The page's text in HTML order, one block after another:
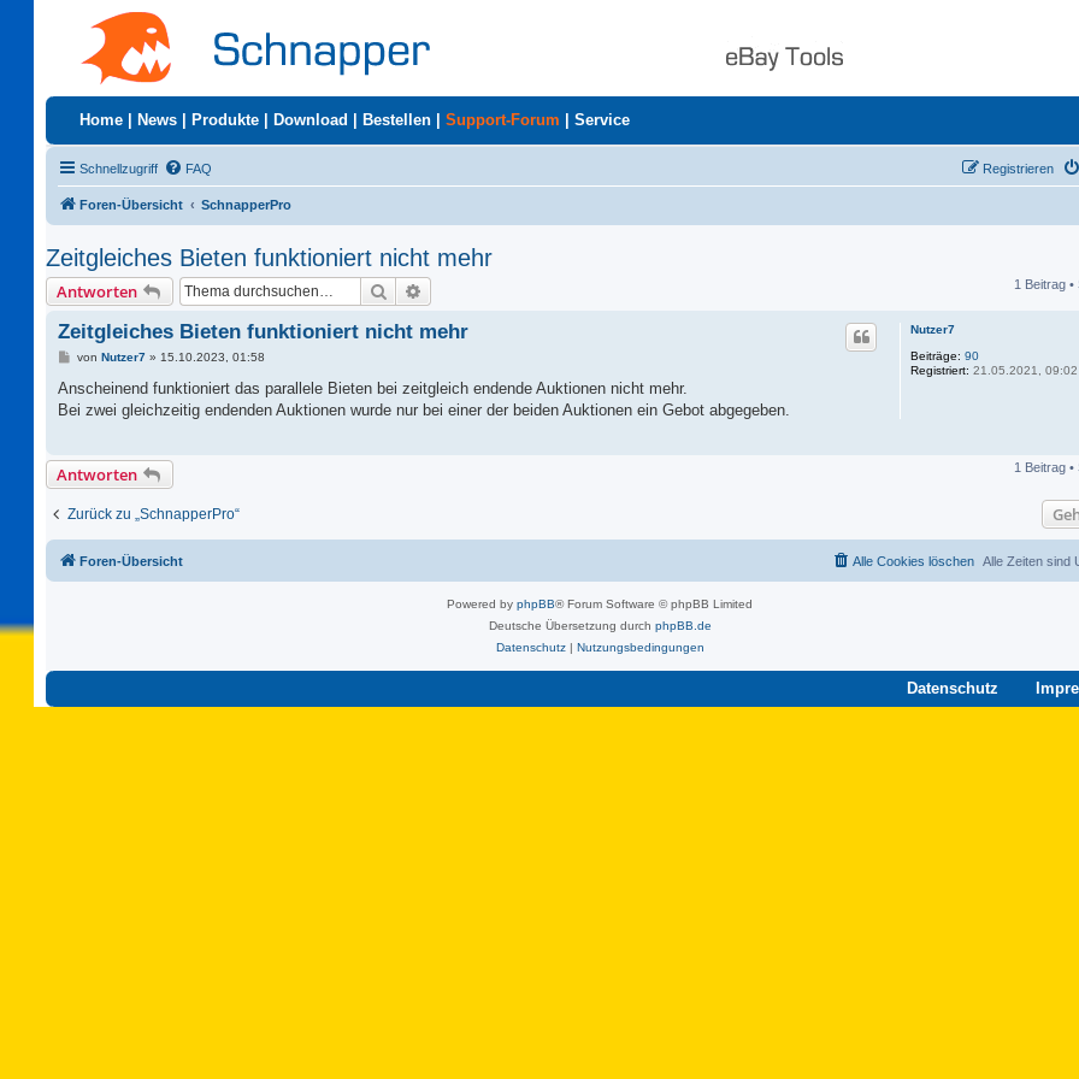
Home News Produkte Download Bestellen Support-Forum Service
Schnellzugriff FAQ Registrieren
Foren-Übersicht SchnapperPro
Zeitgleiches Bieten funktioniert nicht mehr
Antworten Suche 1 Beitrag •
Nutzer7
Beiträge: 90
Registriert: 21.05.2021, 09:02
Zeitgleiches Bieten funktioniert nicht mehr
B
i
r
von Nutzer7» 15.10.2023, 01:58
Anscheinend funktioniert das parallele Bieten bei zeitgleich endende Auktionen nicht mehr.
Bei zwei gleichzeitig endenden Auktionen wurde nur bei einer der beiden Auktionen ein Gebot abgegeben.
Antworten 1 Beitrag •
Zurück zu „SchnapperPro“
Foren-Übersicht Alle Zeiten sind
Alle Cookies löschen
Powered by phpBB® Forum Software © phpBB Limited
Deutsche Übersetzung durch phpBB.de
Datenschutz| Nutzungsbedingungen
Datenschutz